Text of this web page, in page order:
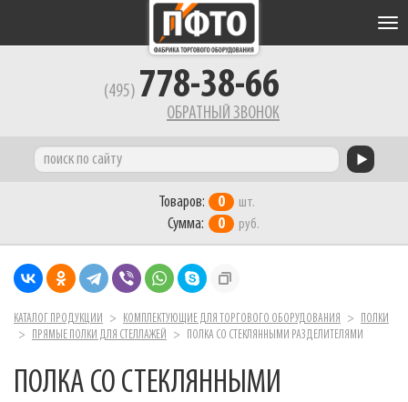
(495) 778-38-66
ОБРАТНЫЙ ЗВОНОК
Товаров: 0 шт.
Сумма: 0 руб.
КАТАЛОГ ПРОДУКЦИИ КОМПЛЕКТУЮЩИЕ ДЛЯ ТОРГОВОГО ОБОРУДОВАНИЯ
ПОЛКИ
ПРЯМЫЕ ПОЛКИ ДЛЯ СТЕЛЛАЖЕЙ
ПОЛКА СО СТЕКЛЯННЫМИ РАЗДЕЛИТЕЛЯМИ
ПОЛКА СО СТЕКЛЯННЫМИ